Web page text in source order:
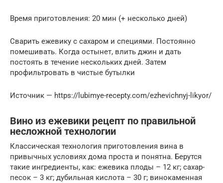
Время приготовления: 20 мин (+ несколько дней)
Сварить ежевику с сахаром и специями. Постоянно
помешивать. Когда остынет, влить джин и дать
постоять в течение нескольких дней. Затем
профильтровать в чистые бутылки
Источник — https://lubimye-recepty.com/ezhevichnyj-likyor/
Вино из ежевики рецепт по правильной
несложной технологии
Классическая технология приготовления вина в
привычных условиях дома проста и понятна. Берутся
такие ингредиенты, как: ежевика плоды – 12 кг; сахар-
песок – 3 кг; дубильная кислота – 30 г; винокаменная